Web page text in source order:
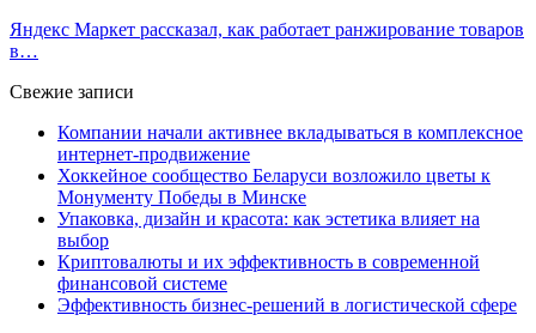
Яндекс Маркет рассказал, как работает ранжирование товаров
в…
Свежие записи
Компании начали активнее вкладываться в комплексное
интернет-продвижение
Хоккейное сообщество Беларуси возложило цветы к
Монументу Победы в Минске
Упаковка, дизайн и красота: как эстетика влияет на
выбор
Криптовалюты и их эффективность в современной
финансовой системе
Эффективность бизнес-решений в логистической сфере